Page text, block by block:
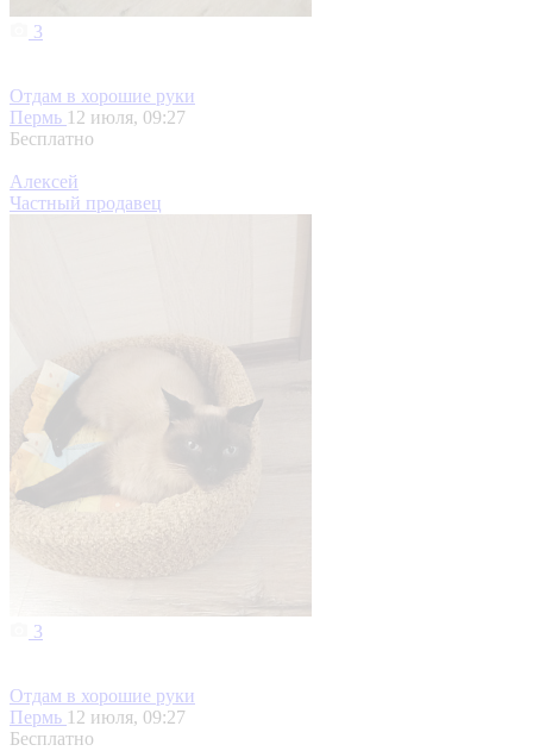
3
Отдам в хорошие руки
Пермь 12 июля, 09:27
Бесплатно
Алексей
Частный продавец
3
Отдам в хорошие руки
Пермь 12 июля, 09:27
Бесплатно